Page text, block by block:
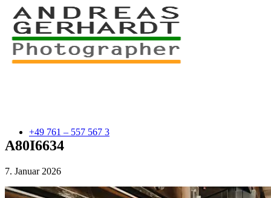
+49 761 – 557 567 3
myStory
A80I6634
7. Januar 2026